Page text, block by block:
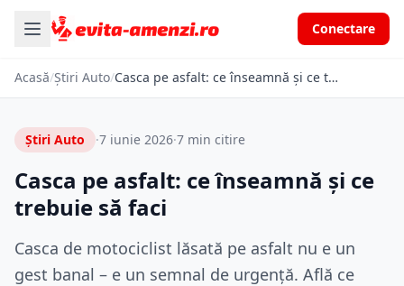
Conectare
Acasă/Știri Auto/ Casca pe asfalt: ce înseamnă și ce trebuie să faci
Știri Auto ·7 iunie 2026·7 min citire
Casca pe asfalt: ce înseamnă și ce
trebuie să faci
Casca de motociclist lăsată pe asfalt nu e un
gest banal – e un semnal de urgență. Află ce